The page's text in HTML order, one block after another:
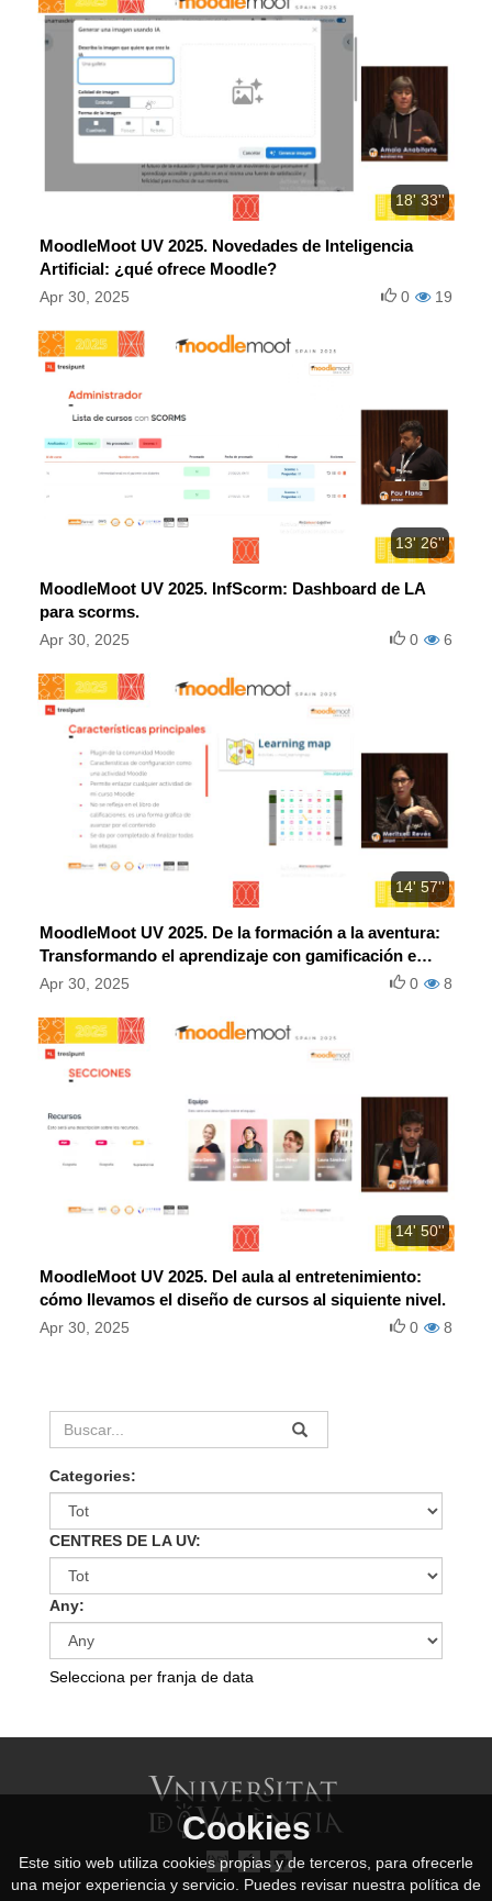
18' 33''
MoodleMoot UV 2025. Novedades de Inteligencia
Artificial: ¿qué ofrece Moodle?
Apr 30, 2025 19
0
13' 26''
MoodleMoot UV 2025. InfScorm: Dashboard de LA
para scorms.
Apr 30, 2025 6
0
14' 57''
MoodleMoot UV 2025. De la formación a la aventura:
Transformando el aprendizaje con gamificación e
interactividad en Moodle.
Apr 30, 2025 8
0
14' 50''
MoodleMoot UV 2025. Del aula al entretenimiento:
cómo llevamos el diseño de cursos al siquiente nivel.
Apr 30, 2025 8
0
Categories:
CENTRES DE LA UV:
Any:
Selecciona per franja de data
Cookies
Este sitio web utiliza cookies propias y de terceros, para ofrecerle
una mejor experiencia y servicio. Puedes revisar nuestra política de